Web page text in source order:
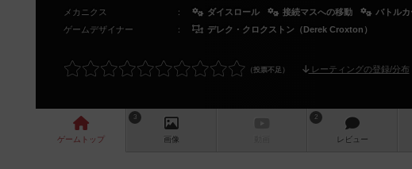
メカニクス
： ダイスロール 接続マスへの移動
バトルカ
ゲームデザイナー
： デレク・クロクストン（Derek Croxton）
レーティングの登録/分布
ゲーム トップ
3
画像
2
レビュー